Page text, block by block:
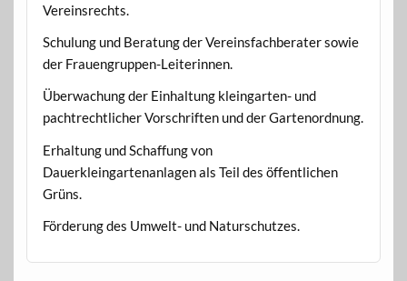
Vereinsrechts.
Schulung und Beratung der Vereinsfachberater sowie
der Frauengruppen-Leiterinnen.
Überwachung der Einhaltung kleingarten- und
pachtrechtlicher Vorschriften und der Gartenordnung.
Erhaltung und Schaffung von
Dauerkleingartenanlagen als Teil des öffentlichen
Grüns.
Förderung des Umwelt- und Naturschutzes.